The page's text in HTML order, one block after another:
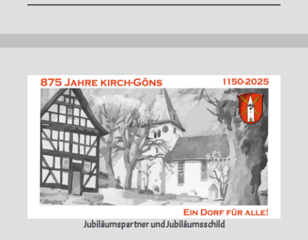
Jubiläumspartner und Jubiläumsschild